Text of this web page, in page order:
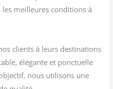
meilleures conditions à
clients à leurs destinations
élégante et ponctuelle
nous utilisons une